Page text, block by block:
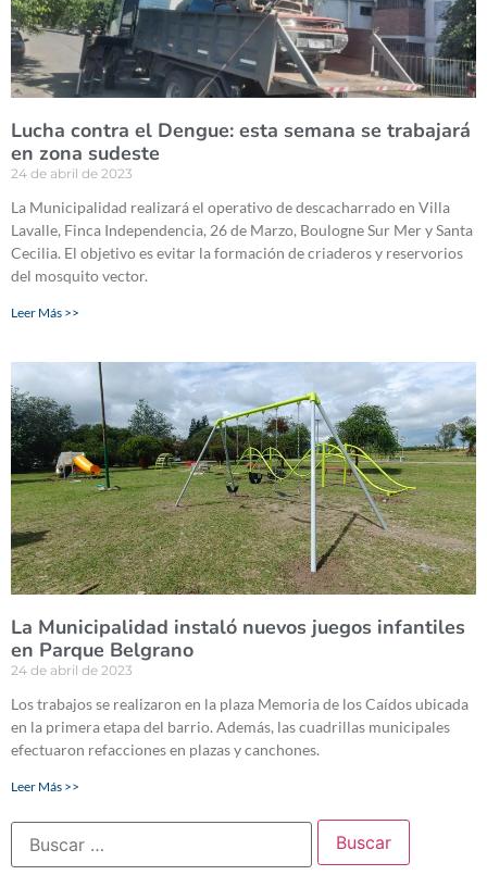
Lucha contra el Dengue: esta semana se trabajará
en zona sudeste
24 de abril de 2023
La Municipalidad realizará el operativo de descacharrado en Villa
Lavalle, Finca Independencia, 26 de Marzo, Boulogne Sur Mer y Santa
Cecilia. El objetivo es evitar la formación de criaderos y reservorios
del mosquito vector.
Leer Más >>
La Municipalidad instaló nuevos juegos infantiles
en Parque Belgrano
24 de abril de 2023
Los trabajos se realizaron en la plaza Memoria de los Caídos ubicada
en la primera etapa del barrio. Además, las cuadrillas municipales
efectuaron refacciones en plazas y canchones.
Leer Más >>